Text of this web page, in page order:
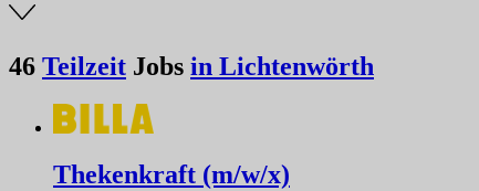
46 Teilzeit Jobs in Lichtenwörth
Thekenkraft (m/w/x)